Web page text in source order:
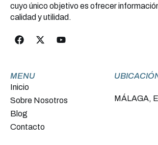
cuyo único objetivo es ofrecer
calidad y utilidad.
MENU
Inicio
Sobre Nosotros
Blog
Contacto
MÁLAGA,